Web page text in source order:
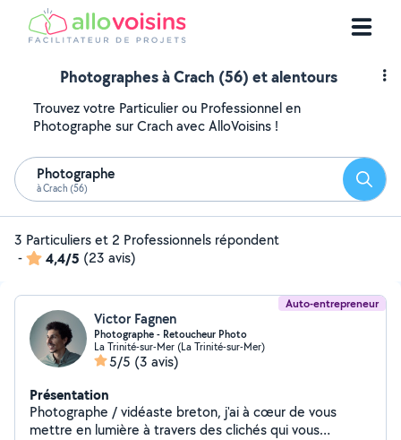
Photographes à Crach (56) et alentours
Trouvez votre Particulier ou Professionnel en
Photographe sur Crach avec AlloVoisins !
Photographe
à Crach (56)
3 Particuliers et 2 Professionnels répondent
-
4,4/5 (23 avis)
Auto-entrepreneur
Victor Fagnen
Photographe - Retoucheur Photo
La Trinité-sur-Mer (La Trinité-sur-Mer)
5/5 (3 avis)
Présentation
Photographe / vidéaste breton, j'ai à cœur de vous
mettre en lumière à travers des clichés qui vous